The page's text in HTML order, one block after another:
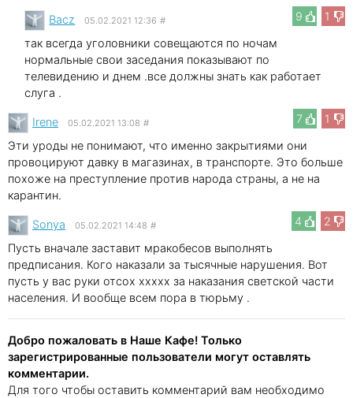
9
1
Bacz 05.02.2021 12:36 #
так всегда уголовники совещаются по ночам
нормальные свои заседания показывают по
телевидению и днем .все должны знать как работает
слуга .
7
1
Irene 05.02.2021 13:08 #
Эти уроды не понимают, что именно закрытиями они
провоцируют давку в магазинах, в транспорте. Это больше
похоже на преступление против народа страны, а не на
карантин.
4
2
Sonya 05.02.2021 14:48 #
Пусть вначале заставит мракобесов выполнять
предписания. Кого наказали за тысячные нарушения. Вот
пусть у вас руки отсох ххххх за наказания светской части
населения. И вообще всем пора в тюрьму .
Добро пожаловать в Наше Кафе! Только
зарегистрированные пользователи могут оставлять
комментарии.
Для того чтобы оставить комментарий вам необходимо